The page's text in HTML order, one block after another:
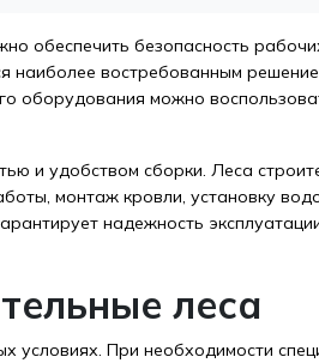
обеспечить безопасность
наиболее востребованным
оборудования можно
и удобством сборки. Леса
монтаж кровли, установку
надежность
леса
условиях. При необходимости